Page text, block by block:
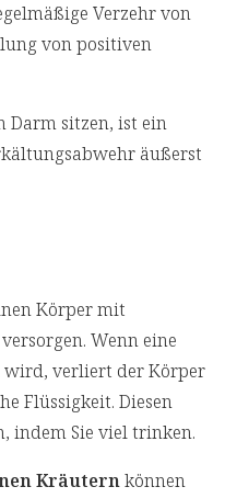
Verzehr von
von positiven
Darm sitzen, ist ein
äußerst
Körper mit
Wenn eine
wird, verliert der Körper
Flüssigkeit. Diesen
indem Sie viel trinken.
Kräuternkönnen